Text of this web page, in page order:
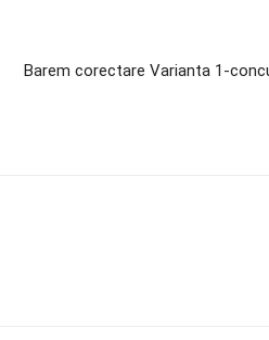
Barem corectare Varianta 1-